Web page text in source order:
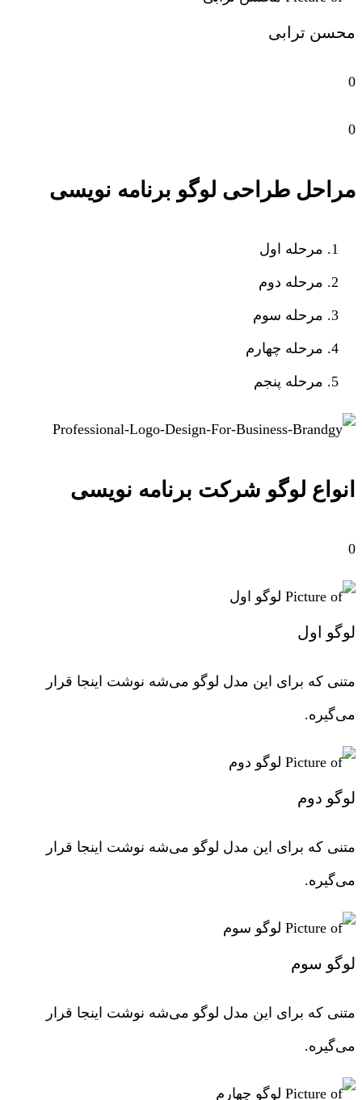
محسن ترابی
0
0
مراحل طراحی لوگو برنامه نویسی
مرحله اول
مرحله دوم
مرحله سوم
مرحله چهارم
مرحله پنجم
انواع لوگو شرکت برنامه نویسی
0
لوگو اول
متنی که برای این مدل لوگو می‌شه نوشت اینجا قرار
می‌گیره.
لوگو دوم
متنی که برای این مدل لوگو می‌شه نوشت اینجا قرار
می‌گیره.
لوگو سوم
متنی که برای این مدل لوگو می‌شه نوشت اینجا قرار
می‌گیره.